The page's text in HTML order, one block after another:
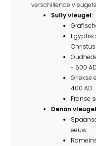
verschillende
Sully vleugel:
Christus
- 500 AD
Griekse
400 AD
Franse
Denon
eeuw